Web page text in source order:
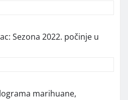
Sezona 2022. počinje u
marihuane,